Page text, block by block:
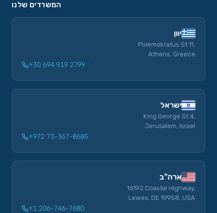
שו”ת
המשרדים שלנו
יוון
Polemokratus St 11,
Athens, Greece
+30 694 919 2799
ישראל
King George St 4,
Jerusalem, Israel
+972 73-367-8685
ארה"ב
16192 Coastal Highway,
Lewes, DE 19958, USA
+1 206-746-7680